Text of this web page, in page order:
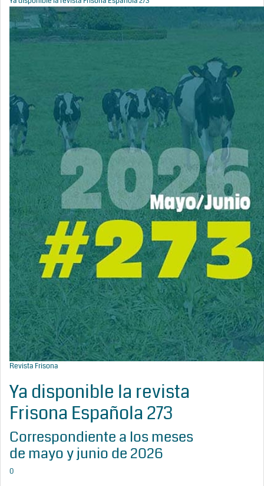
Revista Frisona
Ya disponible la revista
Frisona Española 273
Correspondiente a los meses
de mayo y junio de 2026
0